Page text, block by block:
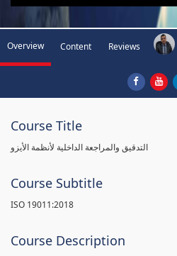
Overview Content Reviews
Course Title
التدقيق والمراجعة الداخلية لأنظمة الأيزو
Course Subtitle
ISO 19011:2018
Course Description